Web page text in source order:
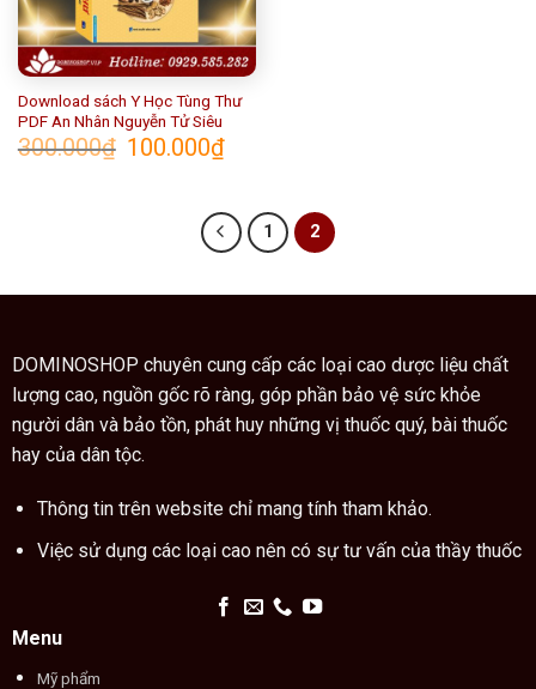
Download sách Y Học Tùng Thư
PDF An Nhân Nguyễn Tử Siêu
300.000₫
Giá
gốc
100.000₫Giá
hiện
1 2
DOMINOSHOP chuyên cung cấp các loại cao dược liệu chất
lượng cao, nguồn gốc rõ ràng, góp phần bảo vệ sức khỏe
người dân và bảo tồn, phát huy những vị thuốc quý, bài thuốc
hay của dân tộc.
Thông tin trên website chỉ mang tính tham khảo.
Việc sử dụng các loại cao nên có sự tư vấn của thầy thuốc
Menu
Mỹ phẩm